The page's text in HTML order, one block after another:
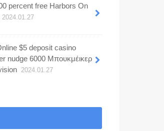
percent free Harbors On
2024.01.27
$5 deposit casino
nudge 6000 Μπουκμέικερ
2024.01.27